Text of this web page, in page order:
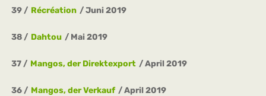
39 Récréation Juni 2019
38 Dahtou Mai 2019
37 Mangos, der Direktexport April 2019
36 Mangos, der Verkauf April 2019